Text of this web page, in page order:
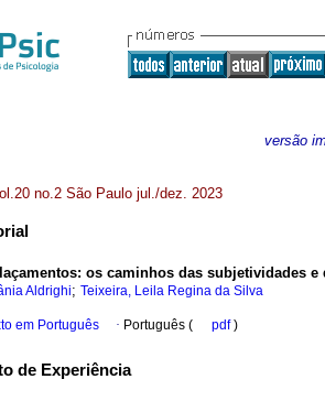
versão
no.2 São Paulo jul./dez. 2023
os caminhos das subjetividades e
Aldrighi; Teixeira, Leila Regina da Silva
em Português · Português ( pdf)
de Experiência